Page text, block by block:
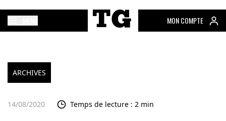
MON COMPTE
ARCHIVES
14/08/2020 Temps de lecture : 2 min